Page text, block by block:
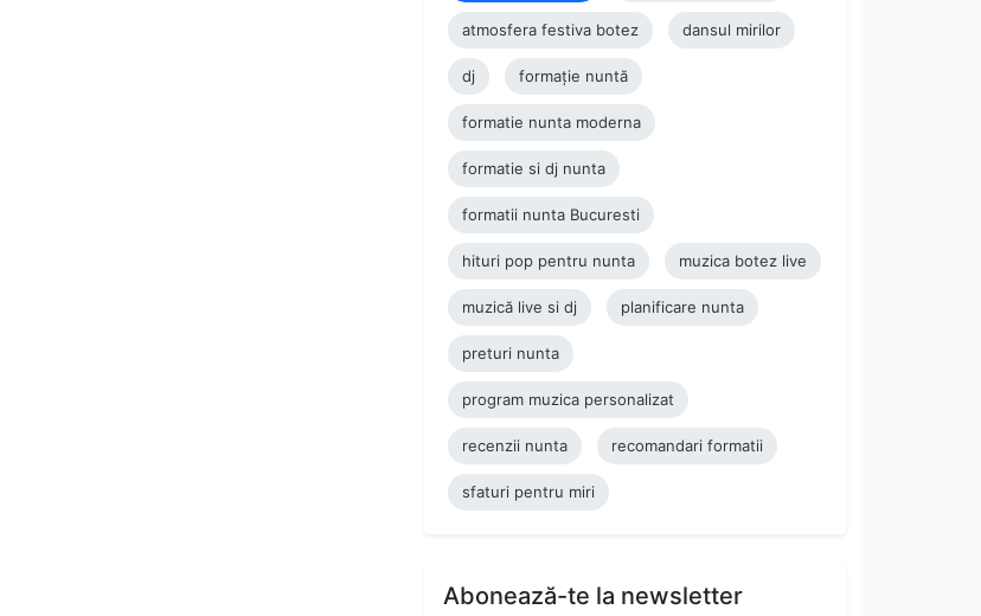
atmosfera festiva botez dansul mirilor
dj formație nuntă
formatie nunta moderna
formatie si dj nunta
formatii nunta Bucuresti
hituri pop pentru nunta muzica botez live
muzică live si dj planificare nunta
preturi nunta
program muzica personalizat
recenzii nunta recomandari formatii
sfaturi pentru miri
Abonează-te la newsletter